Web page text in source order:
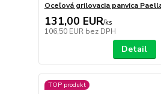
Oceľová grilovacia panvica
131,00 EUR/ks
106,50 EUR bez DPH
Detail
TOP produkt